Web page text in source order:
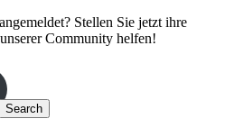
Stellen Sie jetzt ihre
Community helfen!
Search